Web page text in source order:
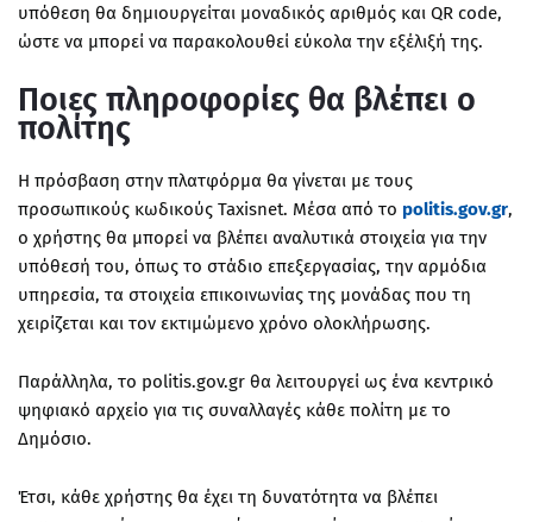
υπόθεση θα δημιουργείται μοναδικός αριθμός και QR code,
ώστε να μπορεί να παρακολουθεί εύκολα την εξέλιξή της.
Ποιες πληροφορίες θα βλέπει ο
πολίτης
Η πρόσβαση στην πλατφόρμα θα γίνεται με τους
προσωπικούς κωδικούς Taxisnet. Μέσα από το politis.gov.gr,
ο χρήστης θα μπορεί να βλέπει αναλυτικά στοιχεία για την
υπόθεσή του, όπως το στάδιο επεξεργασίας, την αρμόδια
υπηρεσία, τα στοιχεία επικοινωνίας της μονάδας που τη
χειρίζεται και τον εκτιμώμενο χρόνο ολοκλήρωσης.
Παράλληλα, το politis.gov.gr θα λειτουργεί ως ένα κεντρικό
ψηφιακό αρχείο για τις συναλλαγές κάθε πολίτη με το
Δημόσιο.
Έτσι, κάθε χρήστης θα έχει τη δυνατότητα να βλέπει